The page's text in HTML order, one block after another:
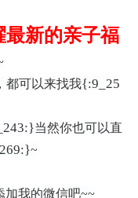
最新的亲子福
都可以来找我{:9_25
当然你也可以直
~
加我的微信吧~~